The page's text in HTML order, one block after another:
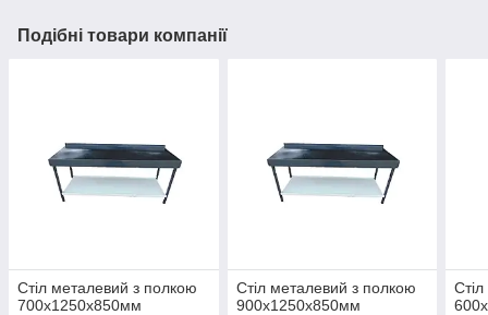
Подібні товари компанії
Стіл металевий з полкою
700х1250х850мм
Стіл металевий з полкою
900х1250х850мм